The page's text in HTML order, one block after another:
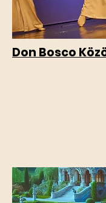
Don Bosco